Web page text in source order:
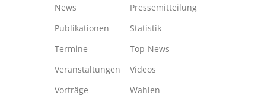
News
Pressemitteilung
Publikationen
Statistik
Termine
Top-News
Veranstaltungen
Videos
Vorträge
Wahlen